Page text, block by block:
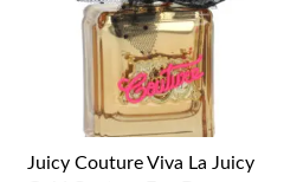
Juicy Couture Viva La Juicy